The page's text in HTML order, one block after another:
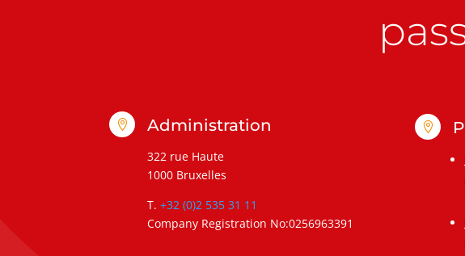
 Administration
322 rue Haute
1000 Bruxelles
T. +32 (0)2 535 31 11
Company Registration No:0256963391
